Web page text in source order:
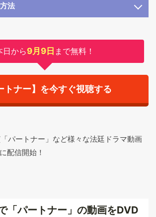
法
日から9月9日 まで無料！
トナー】を今すぐ視聴する
パートナー」など様々な法廷ドラマ動画
配信開始！
「パートナー」の動画をDVD